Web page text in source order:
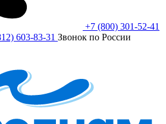
+7 (800) 301-52-41
603-83-31 Звонок по России